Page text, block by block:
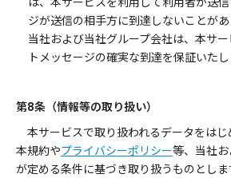
ジが送信の相手方に到達しないことがあ
当社および当社グループ会社は、本サ
トメッセージの確実な到達を保証いたし
第8条（情報等の取り扱い）
本サービスで取り扱われるデータをは
本規約やプライバシーポリシー等、当社
が定める条件に基づき取り扱うものとしま